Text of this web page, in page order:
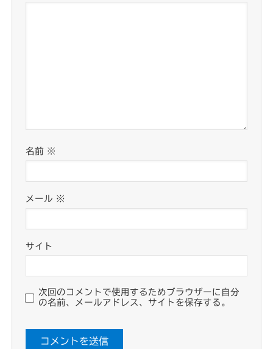
名前 ※
メール ※
サイト
次回のコメントで使用するためブラウザーに自分
の名前、メールアドレス、サイトを保存する。